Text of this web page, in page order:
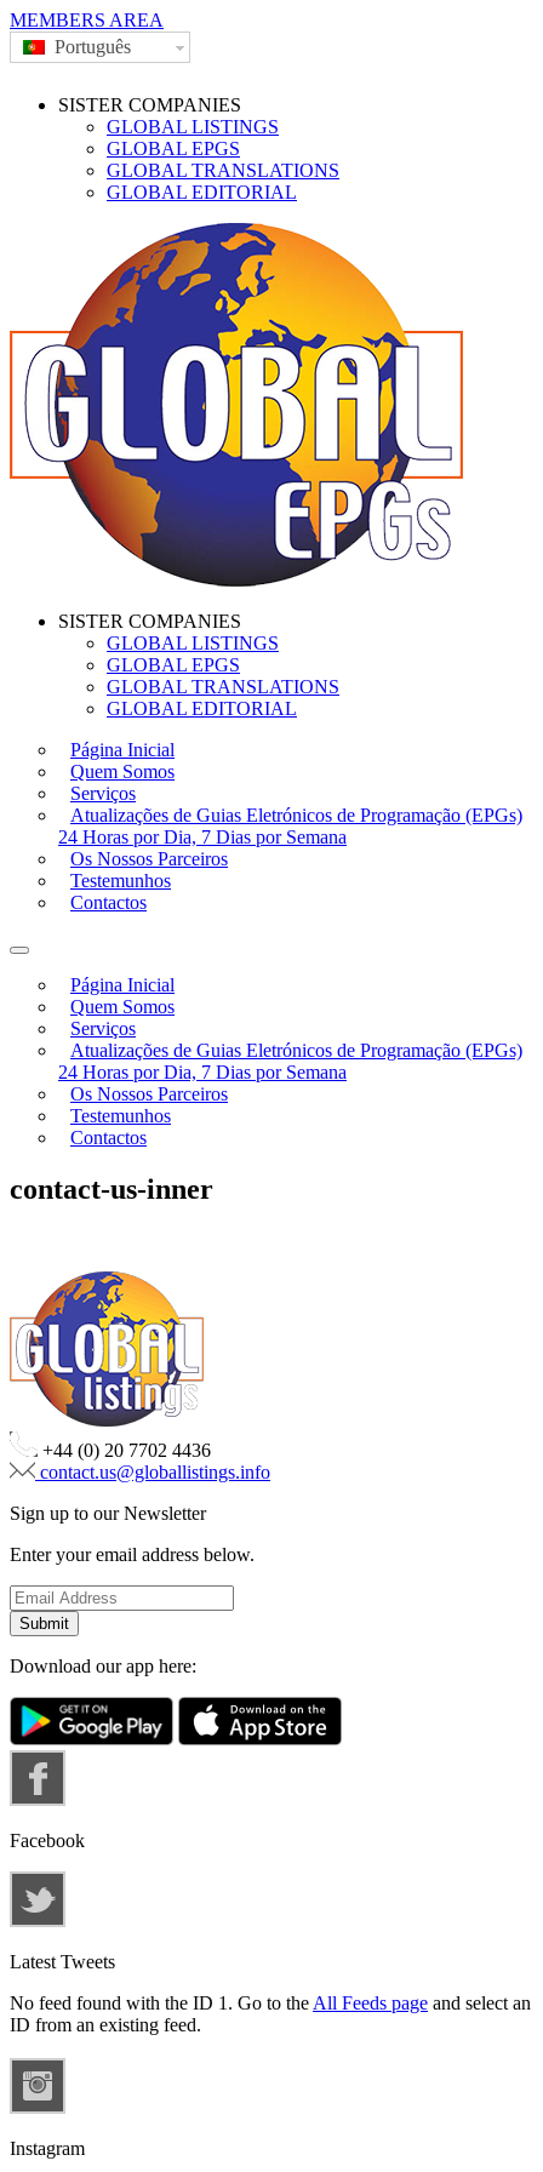
MEMBERS AREA
Português
SISTER COMPANIES
GLOBAL LISTINGS
GLOBAL EPGS
GLOBAL TRANSLATIONS
GLOBAL EDITORIAL
SISTER COMPANIES
GLOBAL LISTINGS
GLOBAL EPGS
GLOBAL TRANSLATIONS
GLOBAL EDITORIAL
Página Inicial
Quem Somos
Serviços
Atualizações de Guias Eletrónicos de Programação (EPGs)
24 Horas por Dia, 7 Dias por Semana
Os Nossos Parceiros
Testemunhos
Contactos
Página Inicial
Quem Somos
Serviços
Atualizações de Guias Eletrónicos de Programação (EPGs)
24 Horas por Dia, 7 Dias por Semana
Os Nossos Parceiros
Testemunhos
Contactos
contact-us-inner
+44 (0) 20 7702 4436
contact.us@globallistings.info
Sign up to our Newsletter
Enter your email address below.
Download our app here:
Facebook
Latest Tweets
No feed found with the ID 1. Go to the All Feeds page and select an
ID from an existing feed.
Instagram